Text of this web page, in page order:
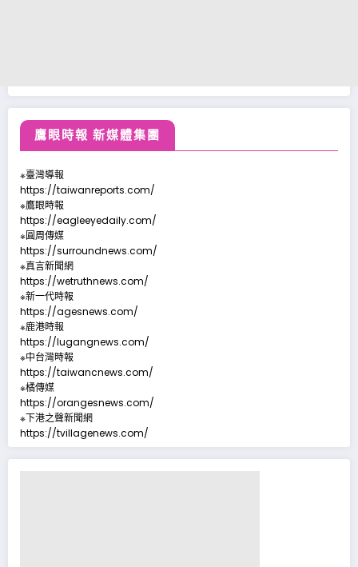
鷹眼時報 新媒體集團
※臺灣導報
https://taiwanreports.com/
※鷹眼時報
https://eagleeyedaily.com/
※圓周傳媒
https://surroundnews.com/
※真言新聞網
https://wetruthnews.com/
※新一代時報
https://agesnews.com/
※鹿港時報
https://lugangnews.com/
※中台灣時報
https://taiwancnews.com/
※橘傳媒
https://orangesnews.com/
※下港之聲新聞網
https://tvillagenews.com/